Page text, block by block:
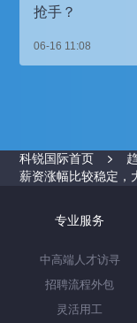
抢手？
06-16 11:08
科锐国际首页
薪资涨幅比较稳定，
专业服务
中高端人才访寻
招聘流程外包
灵活用工